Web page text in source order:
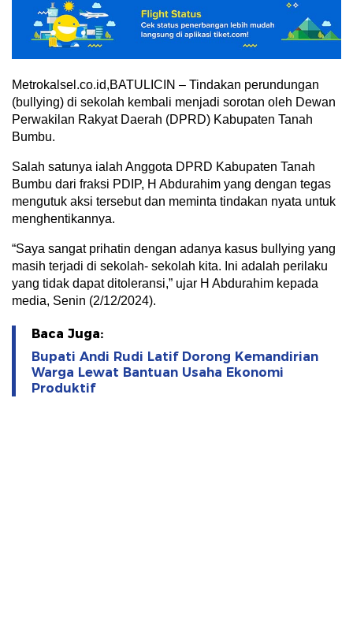
Metrokalsel.co.id,BATULICIN – Tindakan perundungan
(bullying) di sekolah kembali menjadi sorotan oleh Dewan
Perwakilan Rakyat Daerah (DPRD) Kabupaten Tanah
Bumbu.
Salah satunya ialah Anggota DPRD Kabupaten Tanah
Bumbu dari fraksi PDIP, H Abdurahim yang dengan tegas
mengutuk aksi tersebut dan meminta tindakan nyata untuk
menghentikannya.
“Saya sangat prihatin dengan adanya kasus bullying yang
masih terjadi di sekolah- sekolah kita. Ini adalah perilaku
yang tidak dapat ditoleransi,” ujar H Abdurahim kepada
media, Senin (2/12/2024).
Baca Juga:
Bupati Andi Rudi Latif Dorong Kemandirian
Warga Lewat Bantuan Usaha Ekonomi
Produktif